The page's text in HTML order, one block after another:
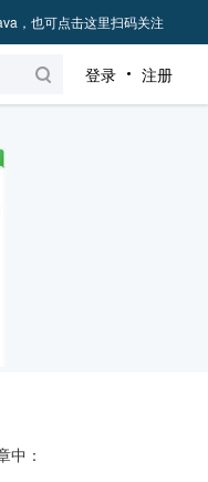
，也可点击这里扫码关注
登录 注册
中：